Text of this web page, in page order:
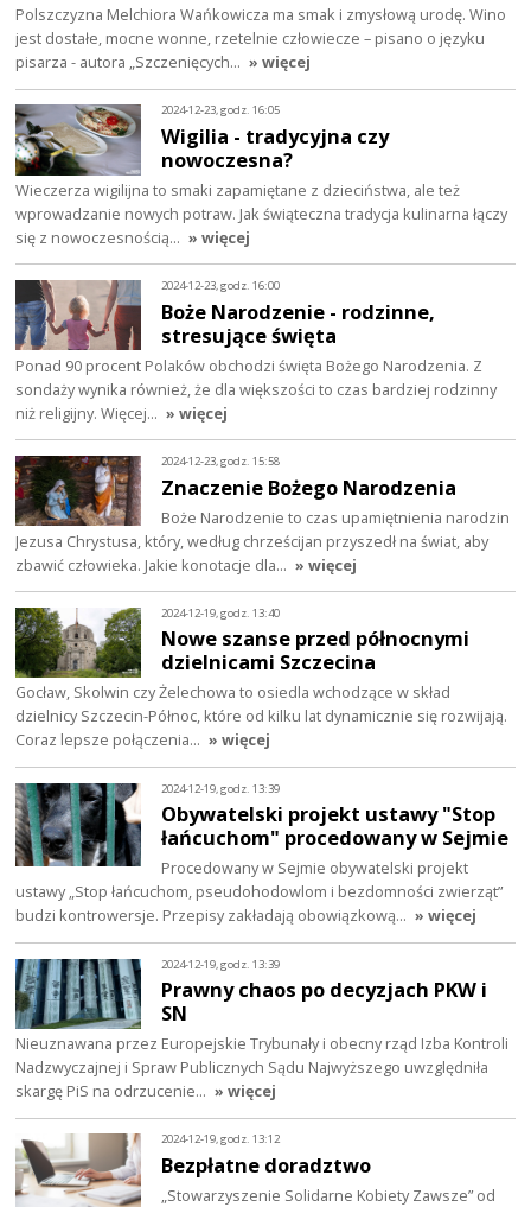
Polszczyzna Melchiora Wańkowicza ma smak i zmysłową urodę. Wino
jest dostałe, mocne wonne, rzetelnie człowiecze – pisano o języku
pisarza - autora „Szczenięcych… » więcej
2024-12-23, godz. 16:05
Wigilia - tradycyjna czy
nowoczesna?
Wieczerza wigilijna to smaki zapamiętane z dzieciństwa, ale też
wprowadzanie nowych potraw. Jak świąteczna tradycja kulinarna łączy
się z nowoczesnością… » więcej
2024-12-23, godz. 16:00
Boże Narodzenie - rodzinne,
stresujące święta
Ponad 90 procent Polaków obchodzi święta Bożego Narodzenia. Z
sondaży wynika również, że dla większości to czas bardziej rodzinny
niż religijny. Więcej… » więcej
2024-12-23, godz. 15:58
Znaczenie Bożego Narodzenia
Boże Narodzenie to czas upamiętnienia narodzin
Jezusa Chrystusa, który, według chrześcijan przyszedł na świat, aby
zbawić człowieka. Jakie konotacje dla… » więcej
2024-12-19, godz. 13:40
Nowe szanse przed północnymi
dzielnicami Szczecina
Gocław, Skolwin czy Żelechowa to osiedla wchodzące w skład
dzielnicy Szczecin-Północ, które od kilku lat dynamicznie się rozwijają.
Coraz lepsze połączenia… » więcej
2024-12-19, godz. 13:39
Obywatelski projekt ustawy "Stop
łańcuchom" procedowany w Sejmie
Procedowany w Sejmie obywatelski projekt
ustawy „Stop łańcuchom, pseudohodowlom i bezdomności zwierząt”
budzi kontrowersje. Przepisy zakładają obowiązkową… » więcej
2024-12-19, godz. 13:39
Prawny chaos po decyzjach PKW i
SN
Nieuznawana przez Europejskie Trybunały i obecny rząd Izba Kontroli
Nadzwyczajnej i Spraw Publicznych Sądu Najwyższego uwzględniła
skargę PiS na odrzucenie… » więcej
2024-12-19, godz. 13:12
Bezpłatne doradztwo
„Stowarzyszenie Solidarne Kobiety Zawsze” od